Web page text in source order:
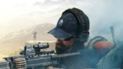
ปล่อยตัวอย่าง
Operation 3: Ghost
ตัวอย่าง Special Operation 3:
เนื้อหาเสริมของเกม Ghost